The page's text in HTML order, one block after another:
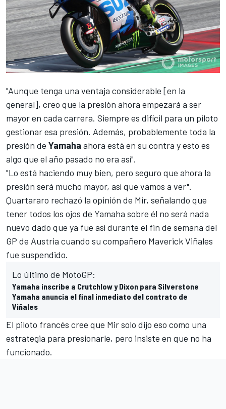
"Aunque tenga una ventaja considerable [en la
general], creo que la presión ahora empezará a ser
mayor en cada carrera. Siempre es difícil para un piloto
gestionar esa presión. Además, probablemente toda la
presión de Yamaha ahora está en su contra y esto es
algo que el año pasado no era así".
"Lo está haciendo muy bien, pero seguro que ahora la
presión será mucho mayor, así que vamos a ver".
Quartararo rechazó la opinión de Mir, señalando que
tener todos los ojos de Yamaha sobre él no será nada
nuevo dado que ya fue así durante el fin de semana del
GP de Austria cuando su compañero Maverick Viñales
fue suspendido.
Lo último de MotoGP:
Yamaha inscribe a Crutchlow y Dixon para Silverstone
Yamaha anuncia el final inmediato del contrato de
Viñales
El piloto francés cree que Mir solo dijo eso como una
estrategia para presionarle, pero insiste en que no ha
funcionado.